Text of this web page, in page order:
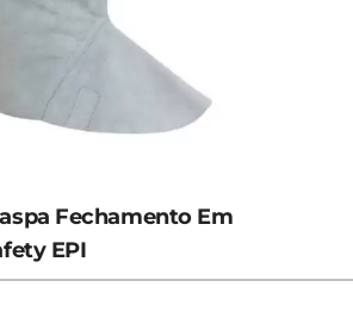
Fechamento Em
EPI